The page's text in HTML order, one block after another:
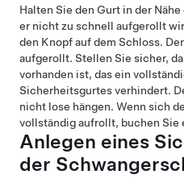
Halten Sie den Gurt in der
er nicht zu schnell aufgerollt
den Knopf auf dem Schloss.
aufgerollt. Stellen Sie sicher,
vorhanden ist, das ein
Sicherheitsgurtes verhindert.
nicht lose hängen. Wenn sich
vollständig aufrollt, buchen Sie
Anlegen eines
der